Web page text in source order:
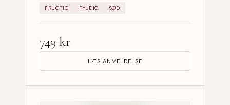
FRUGTIG FYLDIG SØD
749 kr
LÆS ANMELDELSE